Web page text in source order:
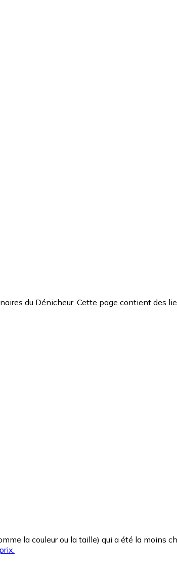
du Dénicheur. Cette page contient des
la couleur ou la taille) qui a été la moins